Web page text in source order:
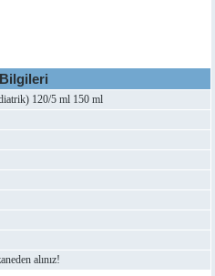
120/5 ml 150 ml
alınız!